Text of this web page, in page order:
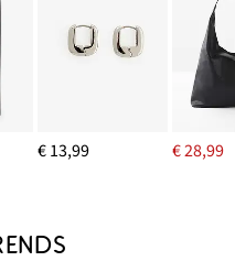
€ 13,99 € 28,99